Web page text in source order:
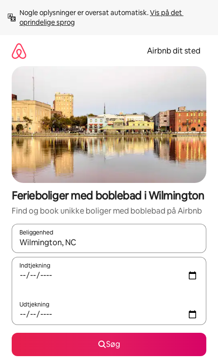
videre
Nogle oplysninger er oversat automatisk. Vis på det
oprindelige sprog
Airbnb dit sted
Ferieboliger med boblebad i Wilmington
Find og book unikke boliger med boblebad på Airbnb
Beliggenhed
Når resultaterne er tilgængelige, skal du navigere med
Indtjekning
Udtjekning
Søg